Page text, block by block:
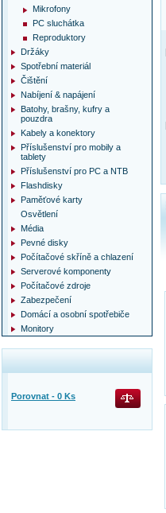
Mikrofony
PC sluchátka
Reproduktory
Držáky
Spotřební materiál
Čištění
Nabíjení & napájení
Batohy, brašny, kufry a
pouzdra
Kabely a konektory
Příslušenství pro mobily a
tablety
Příslušenství pro PC a NTB
Flashdisky
Paměťové karty
Osvětlení
Média
Pevné disky
Počítačové skříně a chlazení
Serverové komponenty
Počítačové zdroje
Zabezpečení
Domácí a osobní spotřebiče
Monitory
Porovnat - 0 Ks